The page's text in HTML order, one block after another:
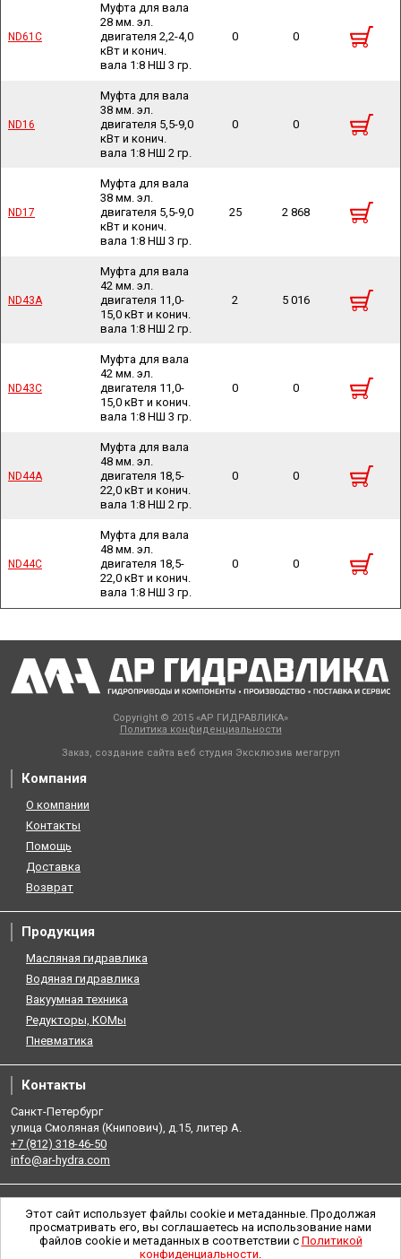
Этот сайт использует файлы cookie и метаданные. Продолжая
просматривать его, вы соглашаетесь на использование нами
файлов cookie и метаданных в соответствии с Политикой
конфиденциальности.
ND61C
Муфта для вала
28 мм. эл.
двигателя 2,2-4,0
кВт и конич.
вала 1:8 НШ 3 гр.
0 0
ND16
Муфта для вала
38 мм. эл.
двигателя 5,5-9,0
кВт и конич.
вала 1:8 НШ 2 гр.
0 0
ND17
Муфта для вала
38 мм. эл.
двигателя 5,5-9,0
кВт и конич.
вала 1:8 НШ 3 гр.
25 2 868
ND43A
Муфта для вала
42 мм. эл.
двигателя 11,0-
15,0 кВт и конич.
вала 1:8 НШ 2 гр.
2 5 016
ND43C
Муфта для вала
42 мм. эл.
двигателя 11,0-
15,0 кВт и конич.
вала 1:8 НШ 3 гр.
0 0
ND44A
Муфта для вала
48 мм. эл.
двигателя 18,5-
22,0 кВт и конич.
вала 1:8 НШ 2 гр.
0 0
ND44C
Муфта для вала
48 мм. эл.
двигателя 18,5-
22,0 кВт и конич.
вала 1:8 НШ 3 гр.
0 0
ND61C
ND16
ND17
ND43A
ND43C
ND44A
ND44C
Copyright © 2015 «АР ГИДРАВЛИКА»
Политика конфиденциальности
Заказ, создание сайта веб студия Эксклюзив мегагруп
Компания
О компании
Контакты
Помощь
Доставка
Возврат
Продукция
Масляная гидравлика
Водяная гидравлика
Вакуумная техника
Редукторы, КОМы
Пневматика
Контакты
Санкт-Петербург
улица Смоляная (Книпович), д.15, литер А.
+7 (812) 318-46-50
info@ar-hydra.com